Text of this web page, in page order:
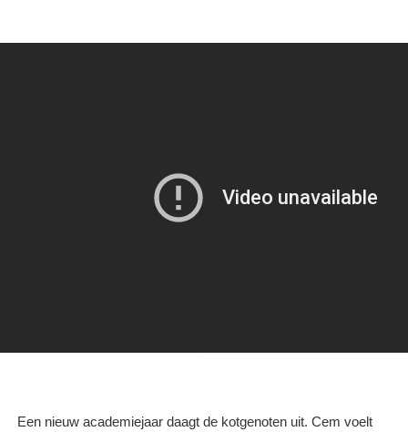
Een nieuw academiejaar daagt de kotgenoten uit. Cem voelt